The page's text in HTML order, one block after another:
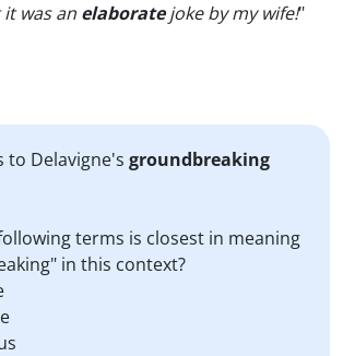
was an elaboratejoke by my wife!"
to Delavigne's groundbreaking
terms is closest in meaning
in this context?